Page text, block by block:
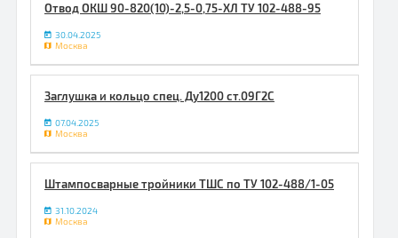
Отвод ОКШ 90-820(10)-2,5-0,75-ХЛ ТУ 102-488-95
30.04.2025
Москва
Заглушка и кольцо спец. Ду1200 ст.09Г2С
07.04.2025
Москва
Штампосварные тройники ТШС по ТУ 102-488/1-05
31.10.2024
Москва